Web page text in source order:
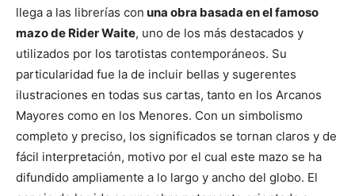
llega a las librerías con una obra basada en el famoso
mazo de Rider Waite, uno de los más destacados y
utilizados por los tarotistas contemporáneos. Su
particularidad fue la de incluir bellas y sugerentes
ilustraciones en todas sus cartas, tanto en los Arcanos
Mayores como en los Menores. Con un simbolismo
completo y preciso, los significados se tornan claros y de
fácil interpretación, motivo por el cual este mazo se ha
difundido ampliamente a lo largo y ancho del globo. El